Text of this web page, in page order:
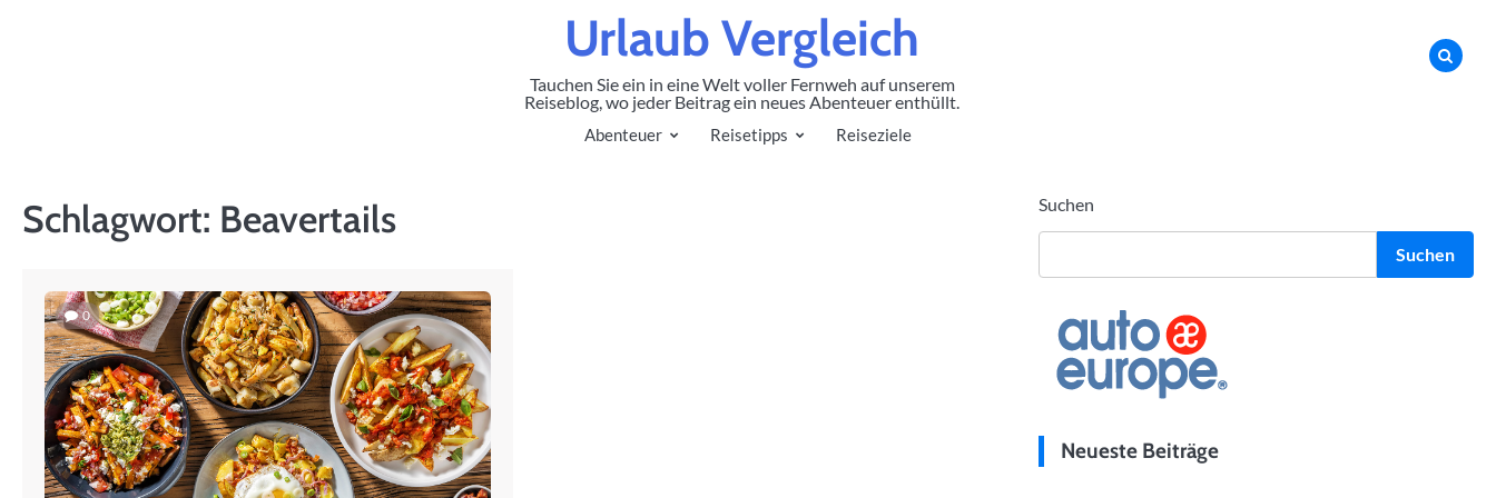
Urlaub Vergleich
Tauchen Sie ein in eine Welt voller Fernweh auf unserem
Reiseblog, wo jeder Beitrag ein neues Abenteuer enthüllt.
Abenteuer Reisetipps Reiseziele
Schlagwort: Beavertails
0
Suchen
Suchen
Neueste Beiträge